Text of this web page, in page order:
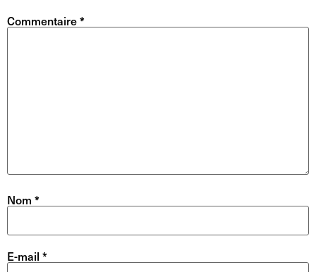
Commentaire*
Nom *
E-mail *